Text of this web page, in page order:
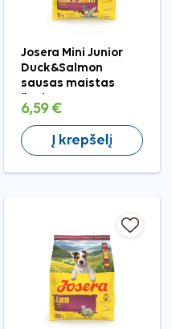
Josera Mini Junior
Duck&Salmon
sausas maistas
6,59 €
Į krepšelį